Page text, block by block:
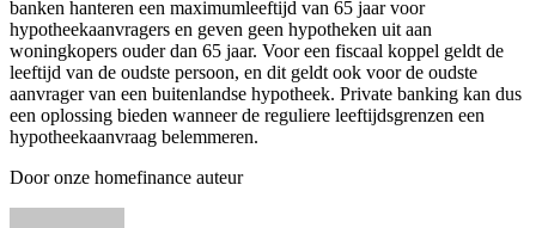
banken hanteren een maximumleeftijd van 65 jaar voor
hypotheekaanvragers en geven geen hypotheken uit aan
woningkopers ouder dan 65 jaar. Voor een fiscaal koppel geldt de
leeftijd van de oudste persoon, en dit geldt ook voor de oudste
aanvrager van een buitenlandse hypotheek. Private banking kan dus
een oplossing bieden wanneer de reguliere leeftijdsgrenzen een
hypotheekaanvraag belemmeren.
Door onze homefinance auteur